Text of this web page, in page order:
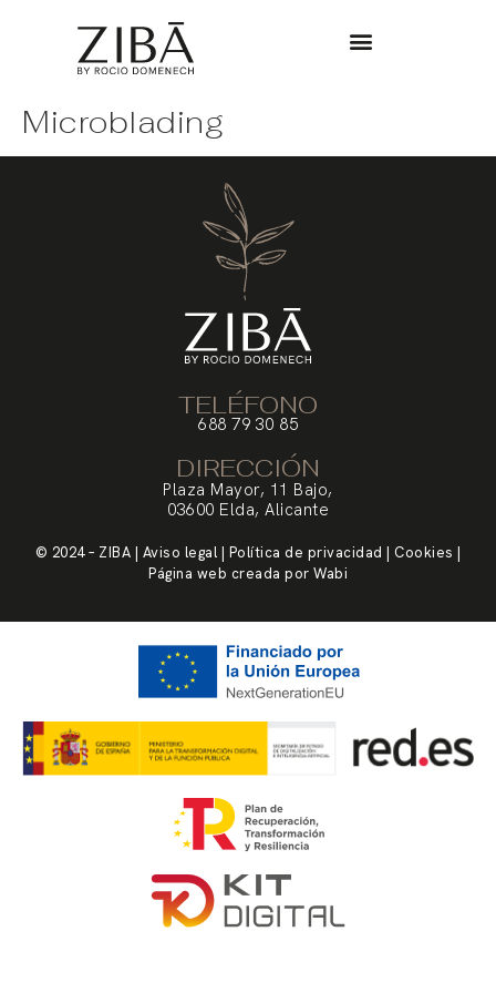
Microblading
TELÉFONO
688 79 30 85
DIRECCIÓN
Plaza Mayor, 11 Bajo,
03600 Elda, Alicante
© 2024 – ZIBA | Aviso legal | Política de privacidad | Cookies |
Página web creada por Wabi